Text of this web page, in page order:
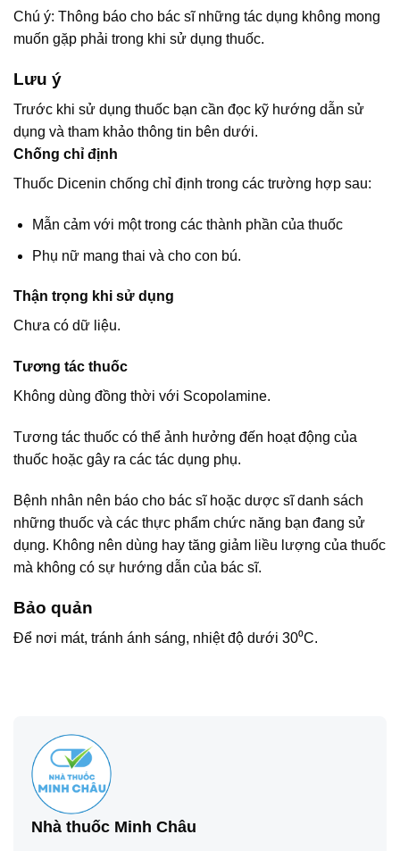
Chú ý: Thông báo cho bác sĩ những tác dụng không mong
muốn gặp phải trong khi sử dụng thuốc.
Lưu ý
Trước khi sử dụng thuốc bạn cần đọc kỹ hướng dẫn sử
dụng và tham khảo thông tin bên dưới.
Chống chỉ định
Thuốc Dicenin chống chỉ định trong các trường hợp sau:
Mẫn cảm với một trong các thành phần của thuốc
Phụ nữ mang thai và cho con bú.
Thận trọng khi sử dụng
Chưa có dữ liệu.
Tương tác thuốc
Không dùng đồng thời với Scopolamine.
Tương tác thuốc có thể ảnh hưởng đến hoạt động của
thuốc hoặc gây ra các tác dụng phụ.
Bệnh nhân nên báo cho bác sĩ hoặc dược sĩ danh sách
những thuốc và các thực phẩm chức năng bạn đang sử
dụng. Không nên dùng hay tăng giảm liều lượng của thuốc
mà không có sự hướng dẫn của bác sĩ.
Bảo quản
Để nơi mát, tránh ánh sáng, nhiệt độ dưới 30⁰C.
Nhà thuốc Minh Châu